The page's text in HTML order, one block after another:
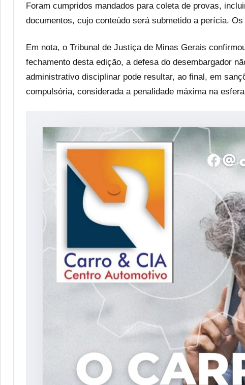
Foram cumpridos mandados para coleta de provas,
documentos, cujo conteúdo será submetido a perícia.
Em nota, o Tribunal de Justiça de Minas Gerais
fechamento desta edição, a defesa do desembargador
administrativo disciplinar pode resultar, ao final, em
compulsória, considerada a penalidade máxima na